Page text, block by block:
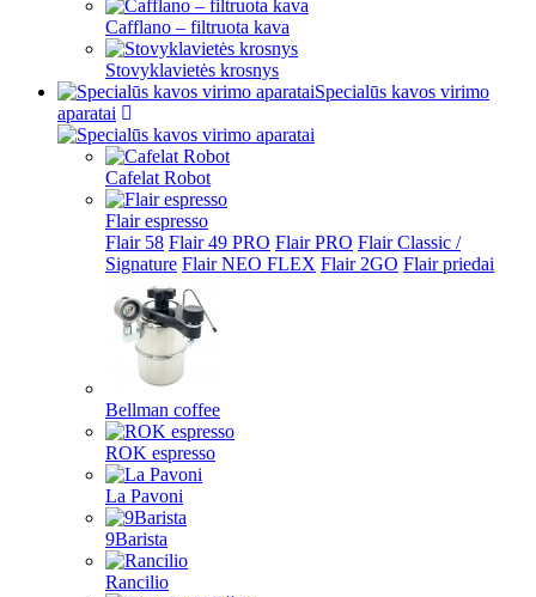
Cafflano – filtruota kava
Stovyklavietės krosnys
Specialūs kavos virimo
aparatai
Cafelat Robot
Flair espresso
Flair 58 Flair 49 PRO Flair PRO Flair Classic /
Signature Flair NEO FLEX Flair 2GO Flair priedai
Bellman coffee
ROK espresso
La Pavoni
9Barista
Rancilio